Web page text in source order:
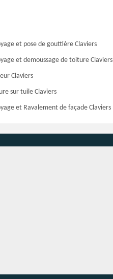
et pose de gouttière Claviers
et demoussage de toiture Claviers
Claviers
sur tuile Claviers
et Ravalement de façade Claviers